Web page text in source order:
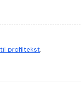
profiltekst.